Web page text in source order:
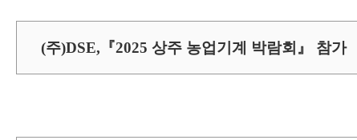
(주)DSE,『2025 상주 농업기계 박람회』 참가